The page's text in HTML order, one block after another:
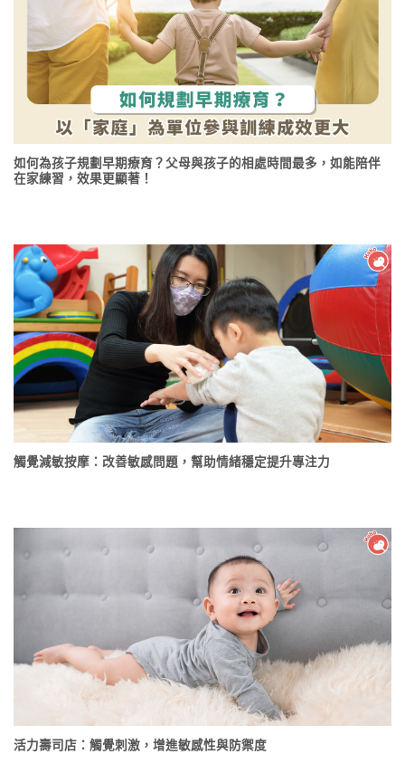
如何為孩子規劃早期療育？父母與孩子的相處時間最多，如能陪伴
在家練習，效果更顯著！
觸覺減敏按摩：改善敏感問題，幫助情緒穩定提升專注力
活力壽司店：觸覺刺激，增進敏感性與防禦度